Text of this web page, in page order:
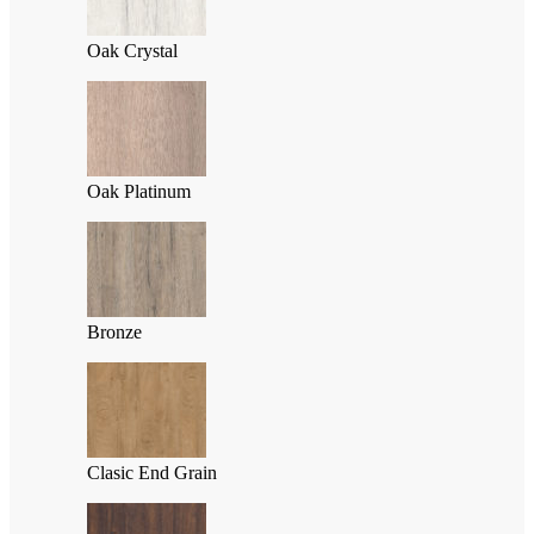
Oak Crystal
Oak Platinum
Bronze
Clasic End Grain